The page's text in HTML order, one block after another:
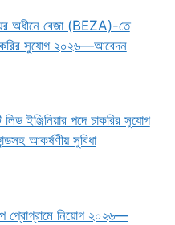
অধীনে বেজা (BEZA)-তে
সুযোগ ২০২৬—আবেদন
ইঞ্জিনিয়ার পদে চাকরির সুযোগ
আকর্ষণীয় সুবিধা
প্রোগ্রামে নিয়োগ ২০২৬—